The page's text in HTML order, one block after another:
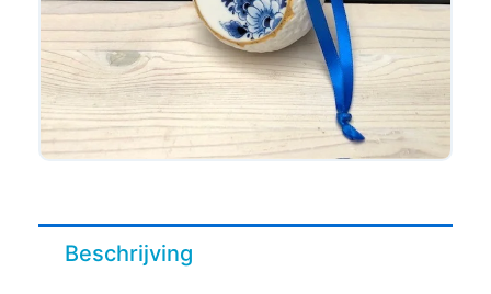
Beschrijving